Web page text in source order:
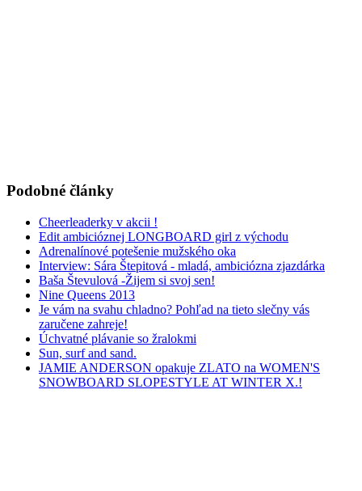
Podobné články
Cheerleaderky v akcii !
Edit ambicióznej LONGBOARD girl z východu
Adrenalínové potešenie mužského oka
Interview: Sára Štepitová - mladá, ambiciózna zjazdárka
Baša Števulová -Žijem si svoj sen!
Nine Queens 2013
Je vám na svahu chladno? Pohľad na tieto slečny vás
zaručene zahreje!
Úchvatné plávanie so žralokmi
Sun, surf and sand.
JAMIE ANDERSON opakuje ZLATO na WOMEN'S
SNOWBOARD SLOPESTYLE AT WINTER X.!